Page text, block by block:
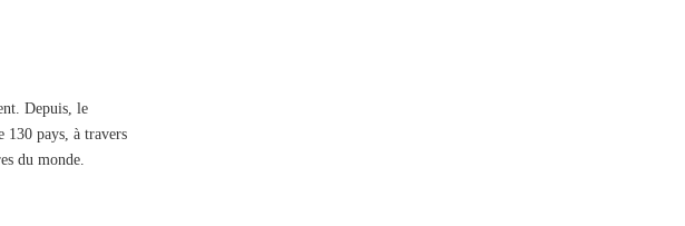
Depuis, le
130 pays, à travers
du monde.